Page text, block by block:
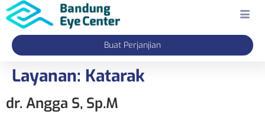
Buat Perjanjian
Layanan: Katarak
dr. Angga S, Sp.M